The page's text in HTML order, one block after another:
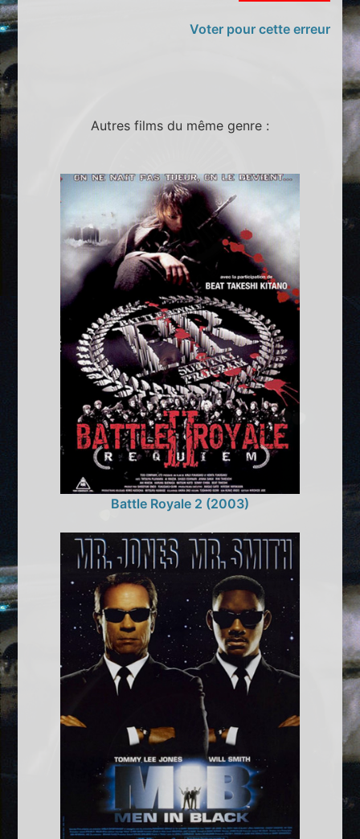
Voter pour cette erreur
Autres films du même genre :
Battle Royale 2 (2003)